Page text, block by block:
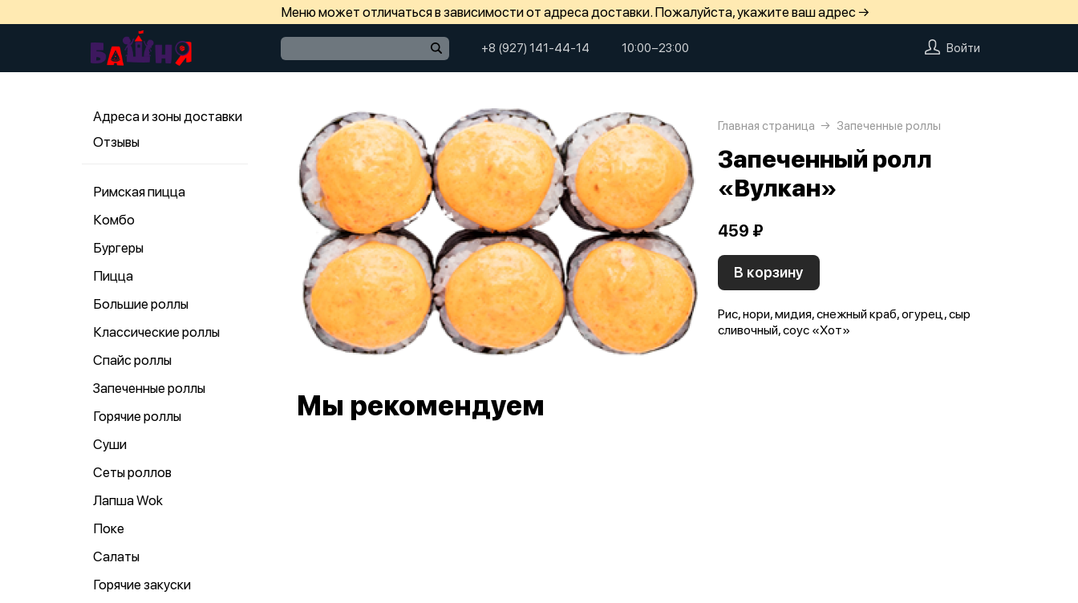
Меню может отличаться в зависимости от адреса доставки. Пожалуйста, укажите ваш адрес →
+8 (927) 141-44-14 10:00−23:00 Войти
Адреса и зоны доставки
Отзывы
Римская пицца
Комбо
Бургеры
Пицца
Большие роллы
Классические роллы
Спайс роллы
Запеченные роллы
Горячие роллы
Суши
Сеты роллов
Лапша Wok
Поке
Салаты
Горячие закуски
Главная страница Запеченные роллы
Запеченный ролл
«Вулкан»
459 ₽
В корзину
Рис, нори, мидия, снежный краб, огурец, сыр
сливочный, соус «Хот»
Мы рекомендуем